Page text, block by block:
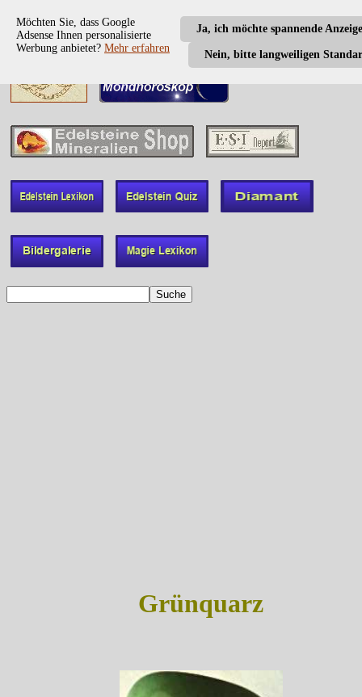
Ja, ich möchte spannende
Nein, bitte langweiligen
Möchten Sie, dass Google
Adsense Ihnen personalisierte
Werbung anbietet? Mehr erfahren
Grünquarz